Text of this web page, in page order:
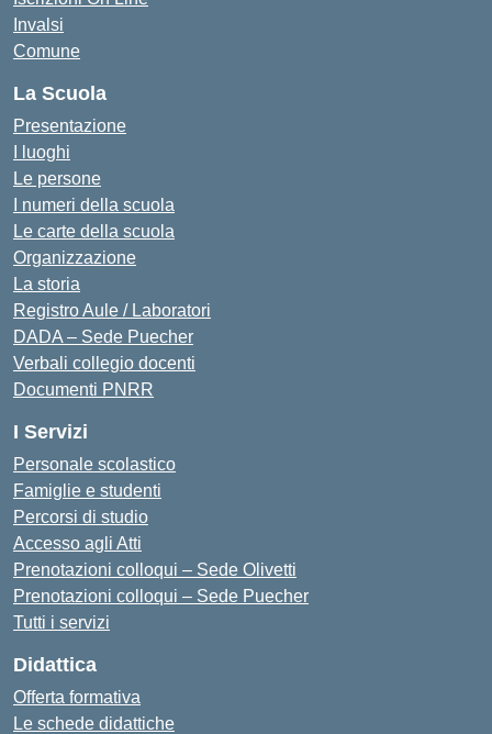
Invalsi
Comune
La Scuola
Presentazione
I luoghi
Le persone
I numeri della scuola
Le carte della scuola
Organizzazione
La storia
Registro Aule / Laboratori
DADA – Sede Puecher
Verbali collegio docenti
Documenti PNRR
I Servizi
Personale scolastico
Famiglie e studenti
Percorsi di studio
Accesso agli Atti
Prenotazioni colloqui – Sede Olivetti
Prenotazioni colloqui – Sede Puecher
Tutti i servizi
Didattica
Offerta formativa
Le schede didattiche